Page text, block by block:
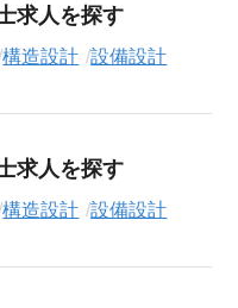
つけられます。雇用形態
ート）や、勤務地、年
の方はもちろん、「まず
ひお気軽に
転職支援サー
求人を探す
構造設計 設備設計
求人を探す
構造設計 設備設計